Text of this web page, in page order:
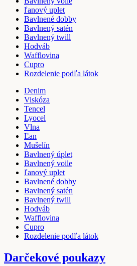
ľanový uplet
Bavlnené dobby
Bavlnený satén
Bavlnený twill
Hodváb
Wafflovina
Cupro
Rozdelenie podľa látok
Denim
Viskóza
Tencel
Lyocel
Vlna
Ľan
Mušelín
Bavlnený úplet
Bavlnený voile
ľanový uplet
Bavlnené dobby
Bavlnený satén
Bavlnený twill
Hodváb
Wafflovina
Cupro
Rozdelenie podľa látok
Darčekové poukazy